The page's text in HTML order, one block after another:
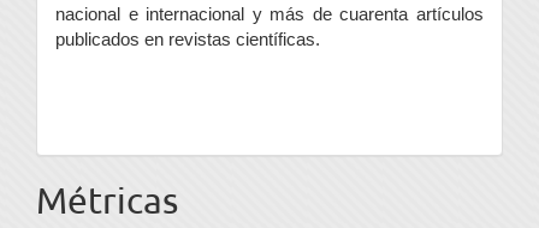
nacional e internacional y más de cuarenta artículos
publicados en revistas científicas.
Métricas